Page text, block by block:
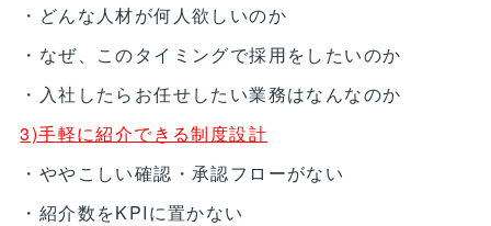
・どんな人材が何人欲しいのか
・なぜ、このタイミングで採用をしたいのか
・入社したらお任せしたい業務はなんなのか
3)手軽に紹介できる制度設計
・ややこしい確認・承認フローがない
・紹介数をKPIに置かない